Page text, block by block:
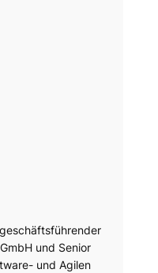
und Senior
und Agilen